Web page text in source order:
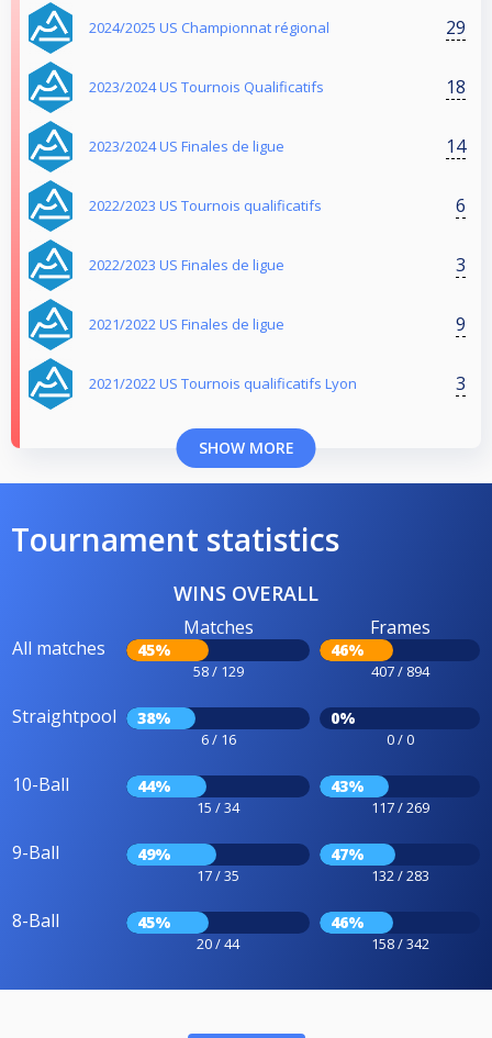
2024/2025 US Championnat régional 29
2023/2024 US Tournois Qualificatifs 18
2023/2024 US Finales de ligue 14
2022/2023 US Tournois qualificatifs 6
2022/2023 US Finales de ligue 3
2021/2022 US Finales de ligue 9
2021/2022 US Tournois qualificatifs Lyon 3
SHOW MORE
Tournament statistics
WINS OVERALL
All matches
Matches
45%
58 / 129
Frames
46%
407 / 894
Straightpool 38%
6 / 16
0%
0 / 0
10-Ball 44%
15 / 34
43%
117 / 269
9-Ball 49%
17 / 35
47%
132 / 283
8-Ball 45%
20 / 44
46%
158 / 342